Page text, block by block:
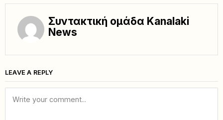
Συντακτική ομάδα Kanalaki
News
LEAVE A REPLY